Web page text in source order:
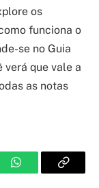
os
funciona o
se no Guia
verá que vale a
as notas
WhatsAppCopy